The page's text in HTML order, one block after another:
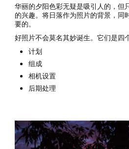
华丽的夕阳色彩无疑是吸引人的，但
的兴趣。将日落作为照片的背景，同
要的。
好照片不会莫名其妙诞生。它们是四
计划
组成
相机设置
后期处理